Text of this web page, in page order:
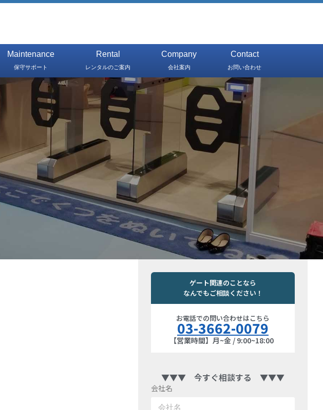
Maintenance
保守サポート
Rental
レンタルのご案内
Company
会社案内
Contact
お問い合わせ
ゲート関連のことなら
なんでもご相談ください！
お電話での問い合わせはこちら
03-3662-0079
【営業時間】月~金 / 9:00~18:00
▼▼▼ 今すぐ相談する ▼▼▼
会社名